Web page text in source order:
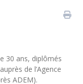
30 ans, diplômés
de l’Agence
ADEM).